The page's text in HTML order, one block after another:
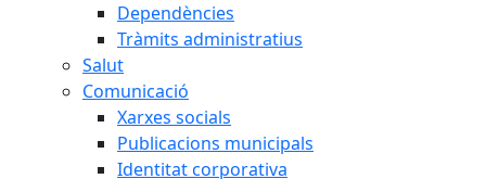
Dependències
Tràmits administratius
Salut
Comunicació
Xarxes socials
Publicacions municipals
Identitat corporativa